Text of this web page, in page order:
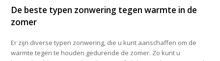
De beste typen zonwering tegen warmte in de
zomer
Er zijn diverse typen zonwering, die u kunt aanschaffen om de
warmte tegen te houden gedurende de zomer. Zo kunt u